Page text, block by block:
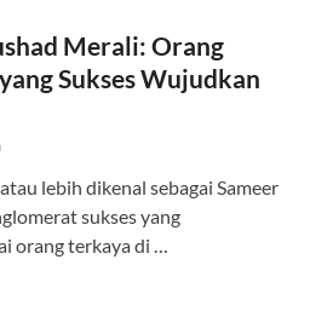
Merali: Orang
Sukses Wujudkan
lebih dikenal sebagai Sameer
sukses yang
orang terkaya di …